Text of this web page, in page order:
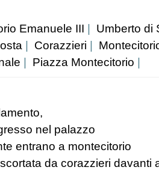
Emanuele III
Umberto di
Corazzieri
Piazza Montecitorio
nel palazzo
entrano a montecitorio
da corazzieri davanti